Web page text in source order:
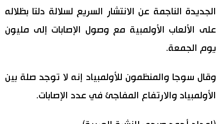
الجديدة الناجمة عن الانتشار السريع لسلالة دلتا بظلاله
على الألعاب الأولمبية مع وصول الإصابات إلى مليون
يوم الجمعة.
وقال سوجا والمنظمون للأولمبياد إنه لا توجد صلة بين
الأولمبياد والارتفاع المفاجئ في عدد الإصابات.